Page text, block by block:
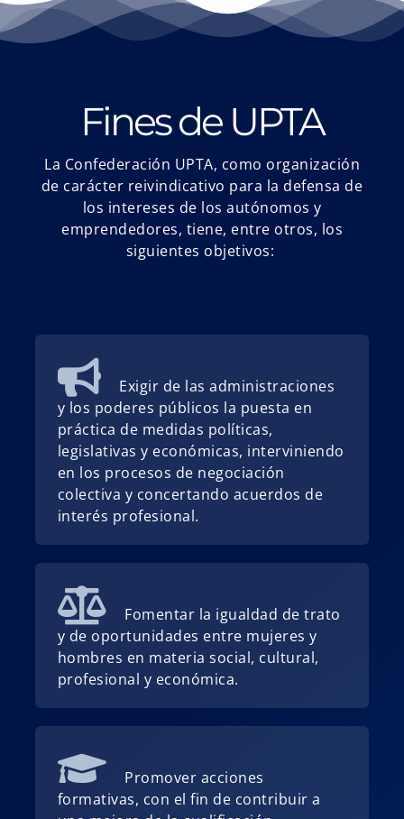
Fines de UPTA
La Confederación UPTA, como organización
de carácter reivindicativo para la defensa de
los intereses de los autónomos y
emprendedores, tiene, entre otros, los
siguientes objetivos:
Exigir de las administraciones
y los poderes públicos la puesta en
práctica de medidas políticas,
legislativas y económicas, interviniendo
en los procesos de negociación
colectiva y concertando acuerdos de
interés profesional.
Fomentar la igualdad de trato
y de oportunidades entre mujeres y
hombres en materia social, cultural,
profesional y económica.
Promover acciones
formativas, con el fin de contribuir a